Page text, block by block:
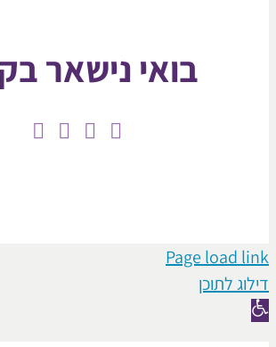
בואי נישאר בקשר
Page